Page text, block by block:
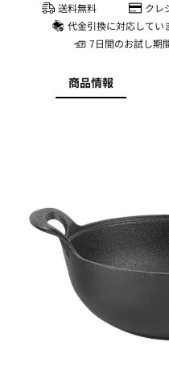
送料無料
クレ
代金引換に対応してい
7日間のお試し期
商品情報